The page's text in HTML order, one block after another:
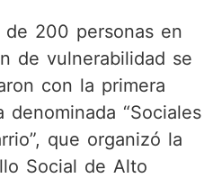
de 200 personas en
de vulnerabilidad se
con la primera
denominada “Sociales
que organizó la
Social de Alto